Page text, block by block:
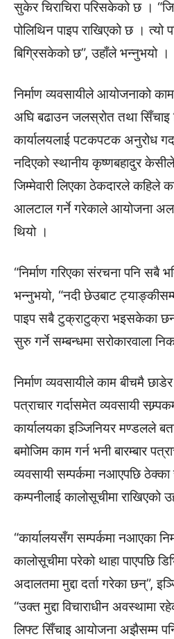
सुकेर चिराचिरा परिसकेको छ ।
पोलिथिन पाइप राखिएको छ । त्यो
बिग्रिसकेको छ”, उहाँले भन्नुभयो ।
निर्माण व्यवसायीले आयोजनाको
अघि बढाउन जलस्रोत तथा सिँचाइ
कार्यालयलाई पटकपटक अनुरोध
नदिएको स्थानीय कृष्णबहादुर
जिम्मेवारी लिएका ठेकदारले कहिले
आलटाल गर्ने गरेकाले आयोजना
थियो ।
“निर्माण गरिएका संरचना पनि
भन्नुभयो, “नदी छेउबाट
पाइप सबै टुक्राटुक्रा भइसकेका
सुरु गर्ने सम्बन्धमा सरोकारवाला
निर्माण व्यवसायीले काम बीचमै
पत्राचार गर्दासमेत व्यवसायी
कार्यालयका इञ्जिनियर मण्डलले
बमोजिम काम गर्न भनी बारम्बार
व्यवसायी सम्पर्कमा नआएपछि ठेक्का
कम्पनीलाई कालोसूचीमा राखिएको
“कार्यालयसँग सम्पर्कमा नआएका
कालोसूचीमा परेको थाहा पाएपछि
अदालतमा मुद्दा दर्ता गरेका छन्”,
“उक्त मुद्दा विचाराधीन अवस्थामा
लिफ्ट सिँचाइ आयोजना अझैसम्म